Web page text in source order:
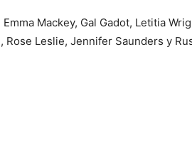
Mackey, Gal Gadot, Letitia
Rose Leslie, Jennifer Saunders y